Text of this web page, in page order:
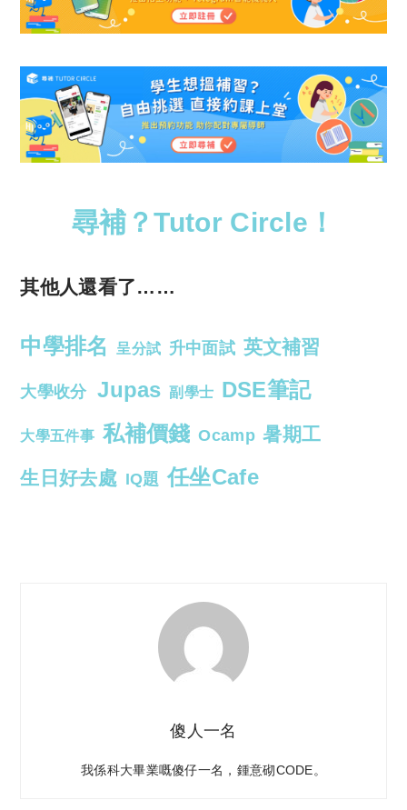
尋補？Tutor Circle！
其他人還看了……
中學排名 呈分試 升中面試 英文補習
大學收分 Jupas 副學士 DSE筆記
大學五件事 私補價錢 Ocamp 暑期工
生日好去處 IQ題 任坐Cafe
傻人一名
我係科大畢業嘅傻仔一名，鍾意砌CODE。